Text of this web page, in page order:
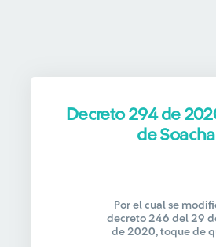
Decreto 294 de
de Soacha
Por el cual se
decreto 246 del 29
de 2020, toque de